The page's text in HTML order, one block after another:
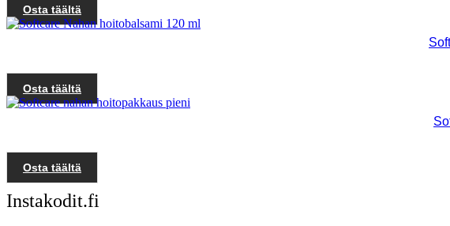
Osta täältä
Osta täältä
Osta täältä
Instakodit.fi